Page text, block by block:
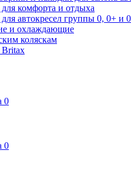
комфорта и отдыха
автокресел группы 0, 0+ и
и охлаждающие
коляскам
Britax
0
0